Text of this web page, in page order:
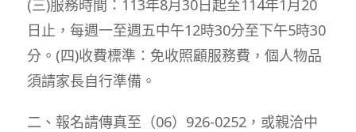
(三)服務時間：113年8月30日起至114年1月20
日止，每週一至週五中午12時30分至下午5時30
分。(四)收費標準：免收照顧服務費，個人物品
須請家長自行準備。
二、報名請傳真至（06）926-0252，或親洽中